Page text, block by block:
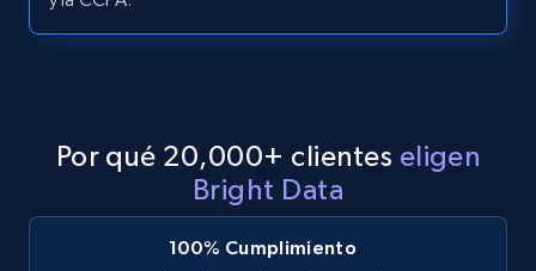
1.5K+ Prueba gratuita
Por qué 20,000+ clientes eligen
Bright Data
100% Cumplimiento